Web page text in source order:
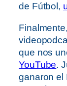
de Fútbol,
que nos
YouTube.
ganaron el